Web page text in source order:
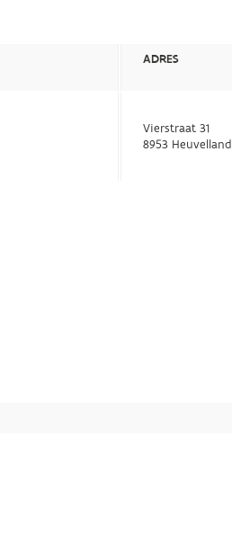
ADRES
Vierstraat 31
8953 Heuvelland